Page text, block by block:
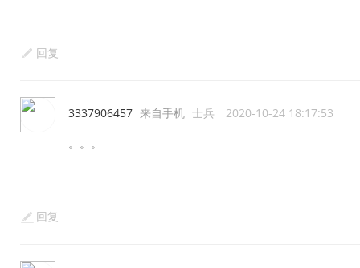
回复
3337906457 来自手机 士兵 2020-10-24 18:17:53
。。。
回复